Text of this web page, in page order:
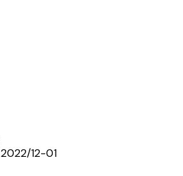
2022/12-01